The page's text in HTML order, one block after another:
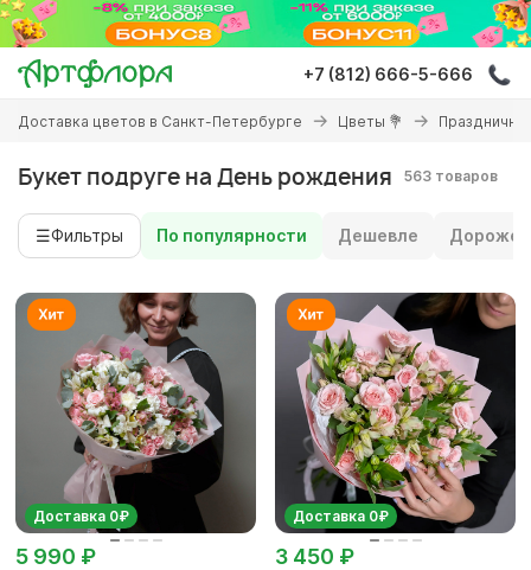
Перейти
основному
содержанию
+7 (812) 666-5-666
Вы
здесь
Доставка цветов в Санкт-Петербурге Цветы 💐
Букет подруге на День рождения 563 товаров
☰Фильтры По популярности Дешевле Дороже
Доставка 0₽
5 990 ₽
Доставка 0₽
3 450 ₽